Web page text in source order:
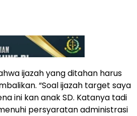
ijazah yang ditahan harus
“Soal ijazah target saya
ini kan anak SD. Katanya tadi
persyaratan administrasi